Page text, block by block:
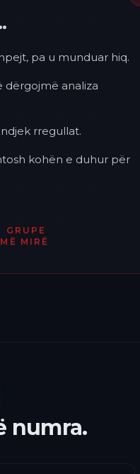
pa u munduar hiq.
dërgojmë analiza
rregullat.
kohën e duhur për
GRUPE
MIRË
numra.